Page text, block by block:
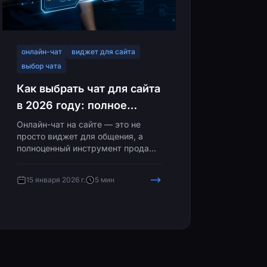
онлайн-чат
виджет для сайта
выбор чата
Как выбрать чат для сайта
в 2026 году: полное
руководство
Онлайн-чат на сайте — это не
просто виджет для общения, а
полноценный инструмент продаж
конвертируют на 45% лучше, а
внимание при выборе чат-виджета
15 января 2026 г. 5 мин